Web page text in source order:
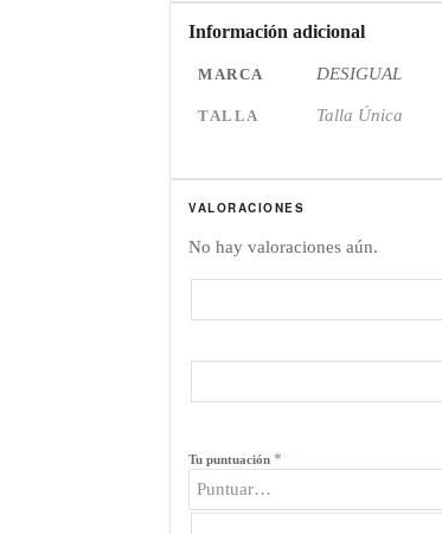
Información adicional
MARCA DESIGUAL
TALLA Talla Única
VALORACIONES
No hay valoraciones aún.
Tu puntuación*